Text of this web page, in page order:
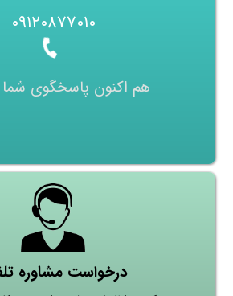
۰۹۱۲۰۸۷۷۰۱۰
هم اکنون پاسخگوی
درخواست مشاوره